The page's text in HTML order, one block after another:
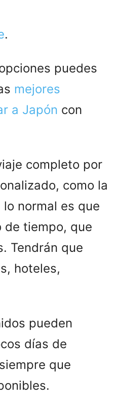
.
puedes
mejores
a Japón con
completo por
como la
lo normal es que
de tiempo, que
Tendrán que
hoteles,
pueden
días de
que